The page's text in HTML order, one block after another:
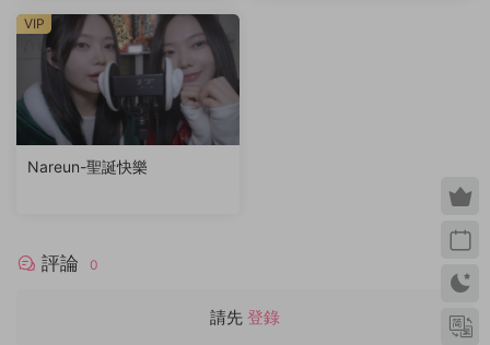
Nareun-聖誕快樂
VIP
評論 0
請先 登錄